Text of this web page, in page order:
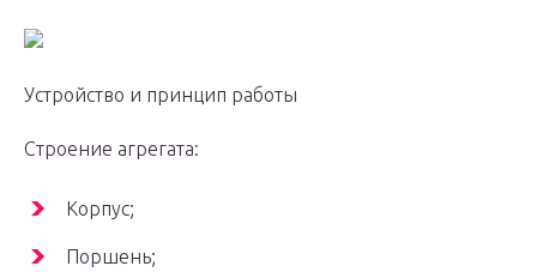
Устройство и принцип работы
Строение агрегата:
Корпус;
Поршень;